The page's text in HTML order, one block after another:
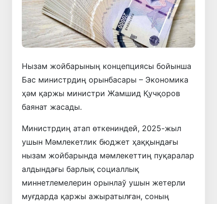
Нызам жойбарының концепциясы бойынша
Бас министрдиң орынбасары – Экономика
ҳәм қаржы министри Жамшид Қучқоров
баянат жасады.
Министрдиң атап өткениндей, 2025-жыл
ушын Мәмлекетлик бюджет ҳаққындағы
нызам жойбарында мәмлекеттиң пуқаралар
алдындағы барлық социаллық
миннетлемелерин орынлаў ушын жетерли
муғдарда қаржы ажыратылған, соның